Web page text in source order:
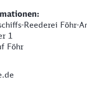
Reederei Föhr-
1
Föhr